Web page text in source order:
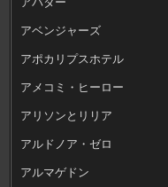
アベンジャーズ
アポカリプスホテル
アメコミ・ヒーロー
アリソンとリリア
アルドノア・ゼロ
アルマゲドン